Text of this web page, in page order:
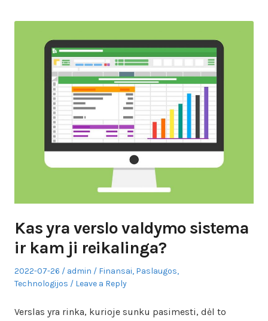
Kas yra verslo valdymo sistema
ir kam ji reikalinga?
Posted
on
2022-07-26 Author
admin
Posted
in
Finansai, Paslaugos,
Technologijos
Leave a Reply
Verslas yra rinka, kurioje sunku pasimesti, dėl to